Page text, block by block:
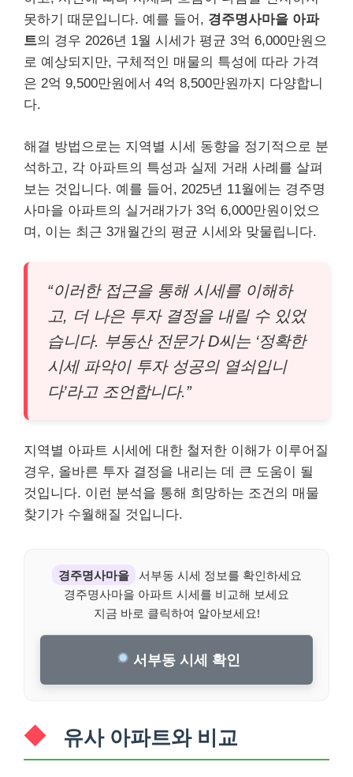
못하기 때문입니다. 예를 들어, 경주명사마을 아파
트의 경우 2026년 1월 시세가 평균 3억 6,000만원으
로 예상되지만, 구체적인 매물의 특성에 따라 가격
은 2억 9,500만원에서 4억 8,500만원까지 다양합니
다.
해결 방법으로는 지역별 시세 동향을 정기적으로 분
석하고, 각 아파트의 특성과 실제 거래 사례를 살펴
보는 것입니다. 예를 들어, 2025년 11월에는 경주명
사마을 아파트의 실거래가가 3억 6,000만원이었으
며, 이는 최근 3개월간의 평균 시세와 맞물립니다.
“이러한 접근을 통해 시세를 이해하
고, 더 나은 투자 결정을 내릴 수 있었
습니다. 부동산 전문가 D씨는 ‘정확한
시세 파악이 투자 성공의 열쇠입니
다’라고 조언합니다.”
지역별 아파트 시세에 대한 철저한 이해가 이루어질
경우, 올바른 투자 결정을 내리는 데 큰 도움이 될
것입니다. 이런 분석을 통해 희망하는 조건의 매물
찾기가 수월해질 것입니다.
경주명사마을
서부동 시세 정보를 확인하세요
경주명사마을 아파트 시세를 비교해 보세요
지금 바로 클릭하여 알아보세요!
서부동 시세 확인
유사 아파트와 비교